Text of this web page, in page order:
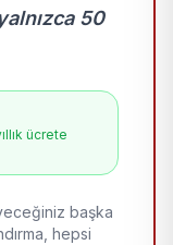
50
ücrete
başka
hepsi